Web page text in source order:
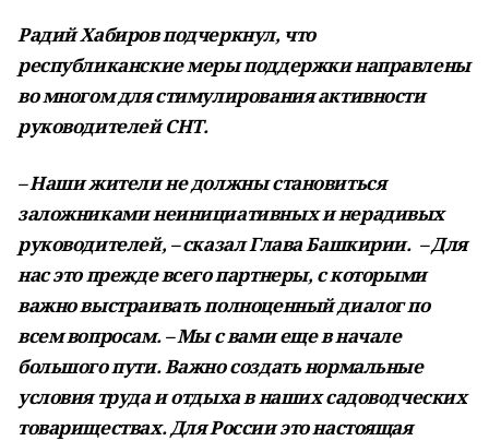
Радий Хабиров подчеркнул, что
республиканские меры поддержки направлены
во многом для стимулирования активности
руководителей СНТ.
– Наши жители не должны становиться
заложниками неинициативных и нерадивых
руководителей, – сказал Глава Башкирии. – Для
нас это прежде всего партнеры, с которыми
важно выстраивать полноценный диалог по
всем вопросам. – Мы с вами еще в начале
большого пути. Важно создать нормальные
условия труда и отдыха в наших садоводческих
товариществах. Для России это настоящая